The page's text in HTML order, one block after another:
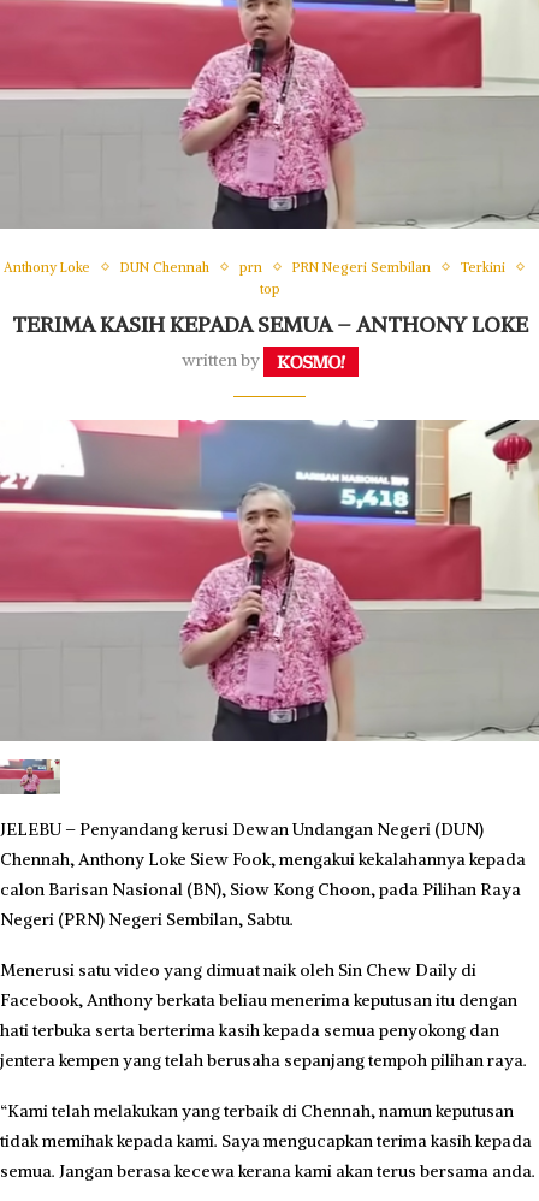
Anthony Loke DUN Chennah prn PRN Negeri Sembilan
Terkini
top
TERIMA KASIH KEPADA SEMUA – ANTHONY LOKE
written by
JELEBU – Penyandang kerusi Dewan Undangan Negeri (DUN)
Chennah, Anthony Loke Siew Fook, mengakui kekalahannya kepada
calon Barisan Nasional (BN), Siow Kong Choon, pada Pilihan Raya
Negeri (PRN) Negeri Sembilan, Sabtu.
Menerusi satu video yang dimuat naik oleh Sin Chew Daily di
Facebook, Anthony berkata beliau menerima keputusan itu dengan
hati terbuka serta berterima kasih kepada semua penyokong dan
jentera kempen yang telah berusaha sepanjang tempoh pilihan raya.
“Kami telah melakukan yang terbaik di Chennah, namun keputusan
tidak memihak kepada kami. Saya mengucapkan terima kasih kepada
semua. Jangan berasa kecewa kerana kami akan terus bersama anda.